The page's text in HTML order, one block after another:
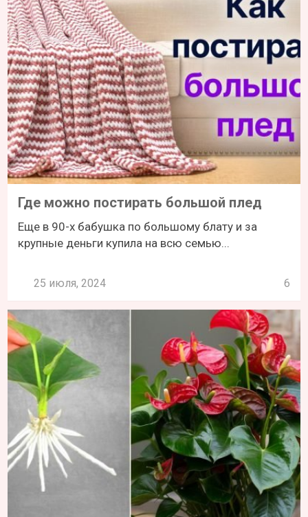
Где можно постирать большой плед
Еще в 90-х бабушка по большому блату и за
крупные деньги купила на всю семью...
25 июля, 2024 6